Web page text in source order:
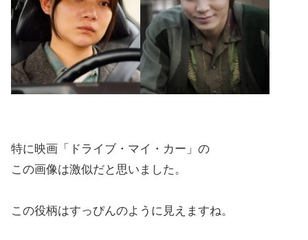
特に映画「ドライブ・マイ・カー」の
この画像は激似だと思いました。
この役柄はすっぴんのように見えますね。